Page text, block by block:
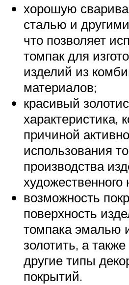
хорошую
сталью и
что позволяет
томпак для
изделий из
материалов;
красивый
характеристика,
причиной
использования
производства
художественного
возможность
поверхность
томпака эмалью
золотить, а
другие типы
покрытий.